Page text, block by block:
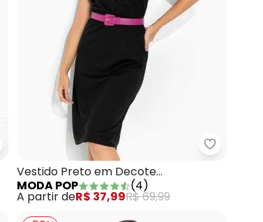
Pop - Calça Púrpura e Branco Pantalona
Moda
Vestido Preto em Decote
Transpassado com Alças
MODA POP (4)
A partir deR$ 37,99R$ 69,99